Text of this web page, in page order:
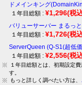
ドメインキング
１年目総額 : ¥1,296(税
バリューサーバー まるっと
１年目総額 : ¥1,726(税
ServerQueen (Q-S1(超低
１年目総額 : ¥2,556(税
１年目総額とは、初期設定
す。
もっと詳しく調べたい方は、